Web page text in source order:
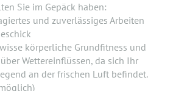
Sie im Gepäck haben:
und zuverlässiges Arbeiten
körperliche Grundfitness und
Wettereinflüssen, da sich Ihr
an der frischen Luft befindet.